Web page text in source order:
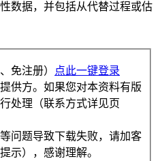
数据，并包括从代替过程或估
免注册）
点此一键登录
供方。如果您对本资料有版
处理（联系方式详见页
问题导致下载失败，请加客
示），感谢理解。